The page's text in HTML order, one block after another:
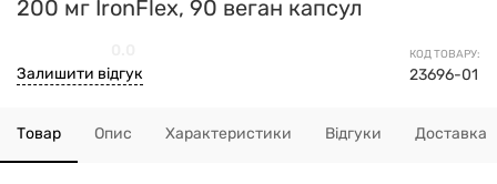
200 мг IronFlex, 90 веган капсул
КОД ТОВАРУ:
23696-01
Залишити відгук
Товар Опис Характеристики Відгуки Доставка